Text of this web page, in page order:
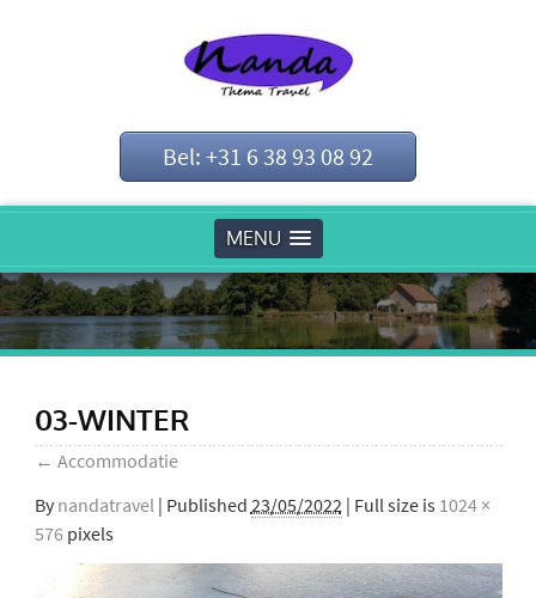
Bel: +31 6 38 93 08 92
MENU
03-WINTER
← Accommodatie
By nandatravel | Published 23/05/2022| Full size is 1024 ×
576pixels